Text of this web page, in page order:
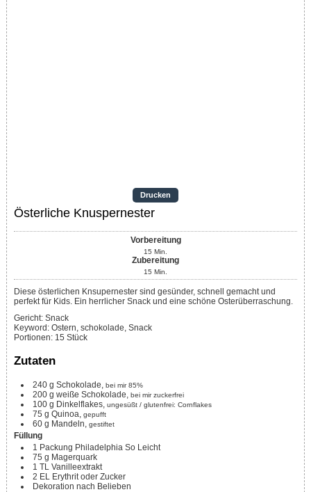
Drucken
Österliche Knuspernester
Vorbereitung
15 Min.
Zubereitung
15 Min.
Diese österlichen Knsupernester sind gesünder, schnell gemacht und
perfekt für Kids. Ein herrlicher Snack und eine schöne Osterüberraschung.
Gericht: Snack
Keyword: Ostern, schokolade, Snack
Portionen: 15 Stück
Zutaten
240 g Schokolade, bei mir 85%
200 g weiße Schokolade, bei mir zuckerfrei
100 g Dinkelflakes, ungesüßt / glutenfrei: Cornflakes
75 g Quinoa, gepufft
60 g Mandeln, gestiftet
Füllung
1 Packung Philadelphia So Leicht
75 g Magerquark
1 TL Vanilleextrakt
2 EL Erythrit oder Zucker
Dekoration nach Belieben